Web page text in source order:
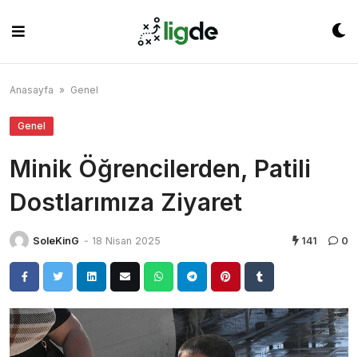
content
Anasayfa » Genel
Genel
Minik Öğrencilerden, Patili
Dostlarımıza Ziyaret
SoleKinG - 18 Nisan 2025 141 0